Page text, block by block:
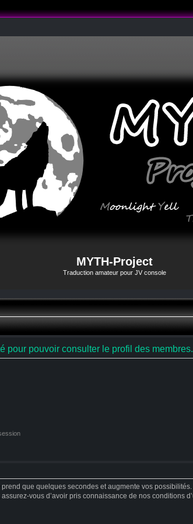
MYTH-Project
Traduction amateur pour JV console
pour pouvoir consulter le profil des membres.
que quelques secondes et augmente vos
vous d’avoir pris connaissance de nos conditions